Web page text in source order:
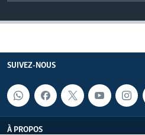
SUIVEZ-NOUS
À PROPOS